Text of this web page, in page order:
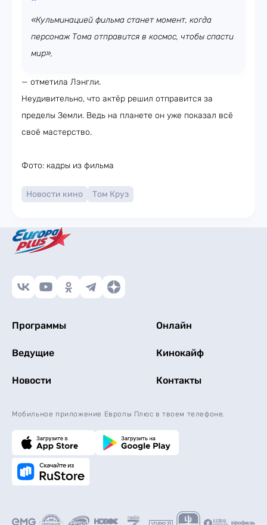
«Кульминацией фильма станет момент, когда
персонаж Тома отправится в космос, чтобы спасти
мир»,
— отметила Лэнгли.
Неудивительно, что актёр решил отправится за
пределы Земли. Ведь на планете он уже показал всё
своё мастерство.
Фото: кадры из фильма
Новости кино Том Круз
Программы Онлайн
Ведущие Кинокайф
Новости Контакты
Мобильное приложение Европы Плюс в твоем телефоне.